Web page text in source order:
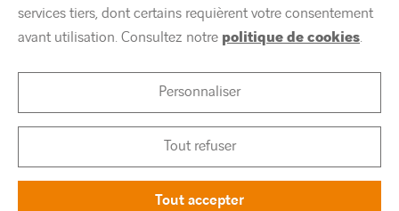
ACCESSIBILITÉ
COOKIES
twitterlinkedinyoutube
services tiers, dont certains requièrent votre consentement
avant utilisation. Consultez notre politique de cookies.
Personnaliser
Tout refuser
Tout accepter